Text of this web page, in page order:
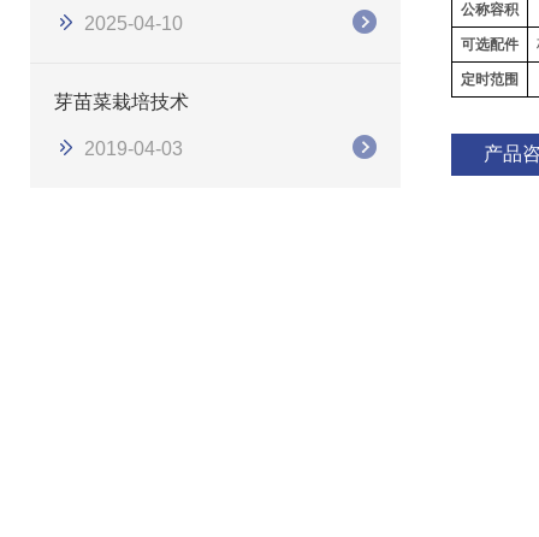
2025-04-10
芽苗菜栽培技术
2019-04-03
公称容积
可选配件
定时范围
产品